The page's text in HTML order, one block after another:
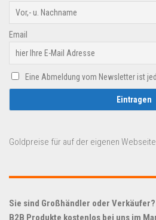
Email
Eine Abmeldung vom Newsletter ist
Goldpreise für auf der eigenen
Sie sind Großhändler oder
B2B Produkte kostenlos bei uns im